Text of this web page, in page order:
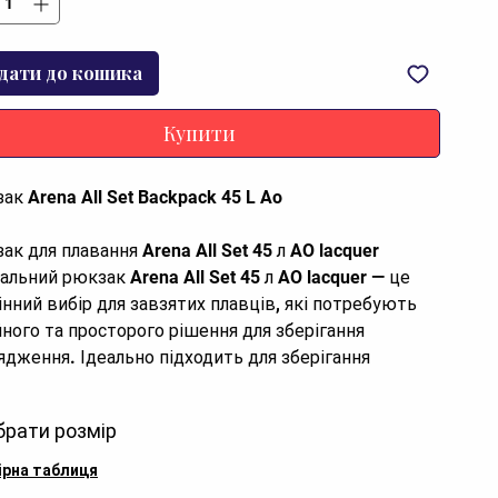
до кошика
Купити
Arena All Set Backpack 45 L Ao
для плавання Arena All Set 45 л AO lacquer
рюкзак Arena All Set 45 л AO lacquer — це
вибір для завзятих плавців, які потребують
та просторого рішення для зберігання
Ідеально підходить для зберігання
та подорожей.
розмір
таблиця